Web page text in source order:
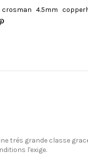
crosman 4.5mm
trés grande classe
l'exige.